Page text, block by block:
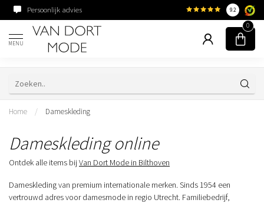
Persoonlijk advies Familiebedrijf sinds
9.2
MENU
0
Home / Dameskleding
Dameskleding online
Ontdek alle items bij Van Dort Mode in Bilthoven
Dameskleding van premium internationale merken. Sinds 1954 een
vertrouwd adres voor damesmode in regio Utrecht. Familiebedrijf,